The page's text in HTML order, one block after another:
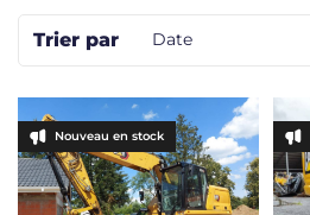
Trier par Date
Nouveau en stock